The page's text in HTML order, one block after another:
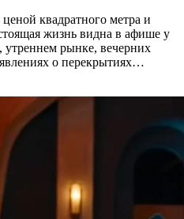
квадратного метра и
жизнь видна в афише у
утреннем рынке, вечерних
о перекрытиях…